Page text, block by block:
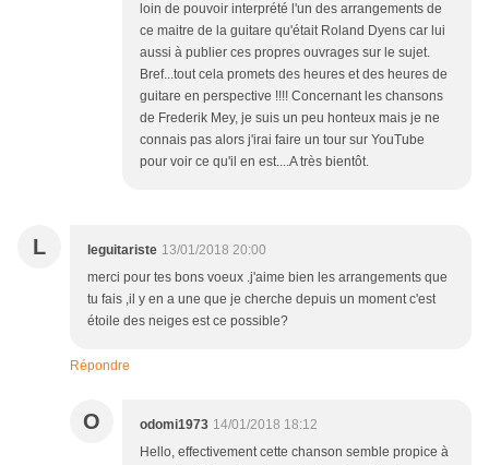
loin de pouvoir interprété l'un des arrangements de
ce maitre de la guitare qu'était Roland Dyens car lui
aussi à publier ces propres ouvrages sur le sujet.
Bref...tout cela promets des heures et des heures de
guitare en perspective !!!! Concernant les chansons
de Frederik Mey, je suis un peu honteux mais je ne
connais pas alors j'irai faire un tour sur YouTube
pour voir ce qu'il en est....A très bientôt.
L leguitariste 13/01/2018 20:00
merci pour tes bons voeux .j'aime bien les arrangements que
tu fais ,il y en a une que je cherche depuis un moment c'est
étoile des neiges est ce possible?
Répondre
O odomi1973 14/01/2018 18:12
Hello, effectivement cette chanson semble propice à